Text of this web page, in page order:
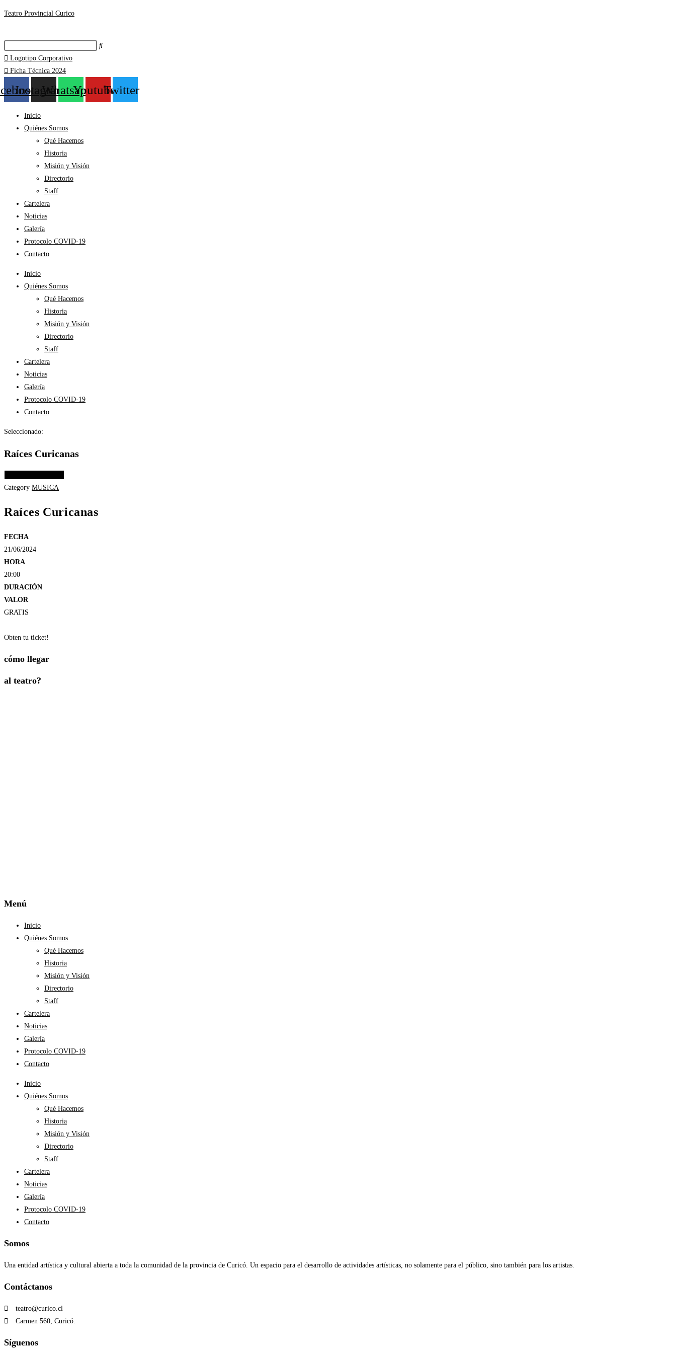
Teatro Provincial Curico
Logotipo Corporativo
Ficha Técnica 2024
InstagramWhatsappYoutubeTwitter
Inicio
Quiénes Somos
Qué Hacemos
Historia
Misión y Visión
Directorio
Staff
Cartelera
Noticias
Galería
Protocolo COVID-19
Contacto
Inicio
Quiénes Somos
Qué Hacemos
Historia
Misión y Visión
Directorio
Staff
Cartelera
Noticias
Galería
Protocolo COVID-19
Contacto
Seleccionado:
Raíces Curicanas
Category MUSICA
Raíces Curicanas
FECHA
21/06/2024
HORA
20:00
DURACIÓN
VALOR
GRATIS
Obten tu ticket!
cómo llegar
al teatro?
Menú
Inicio
Quiénes Somos
Qué Hacemos
Historia
Misión y Visión
Directorio
Staff
Cartelera
Noticias
Galería
Protocolo COVID-19
Contacto
Inicio
Quiénes Somos
Qué Hacemos
Historia
Misión y Visión
Directorio
Staff
Cartelera
Noticias
Galería
Protocolo COVID-19
Contacto
Somos
Una entidad artística y cultural abierta a toda la comunidad de la provincia de Curicó. Un espacio para el desarrollo de actividades artísticas, no solamente para el público, sino también para los artistas.
Contáctanos​
teatro@curico.cl
Carmen 560, Curicó.
Síguenos